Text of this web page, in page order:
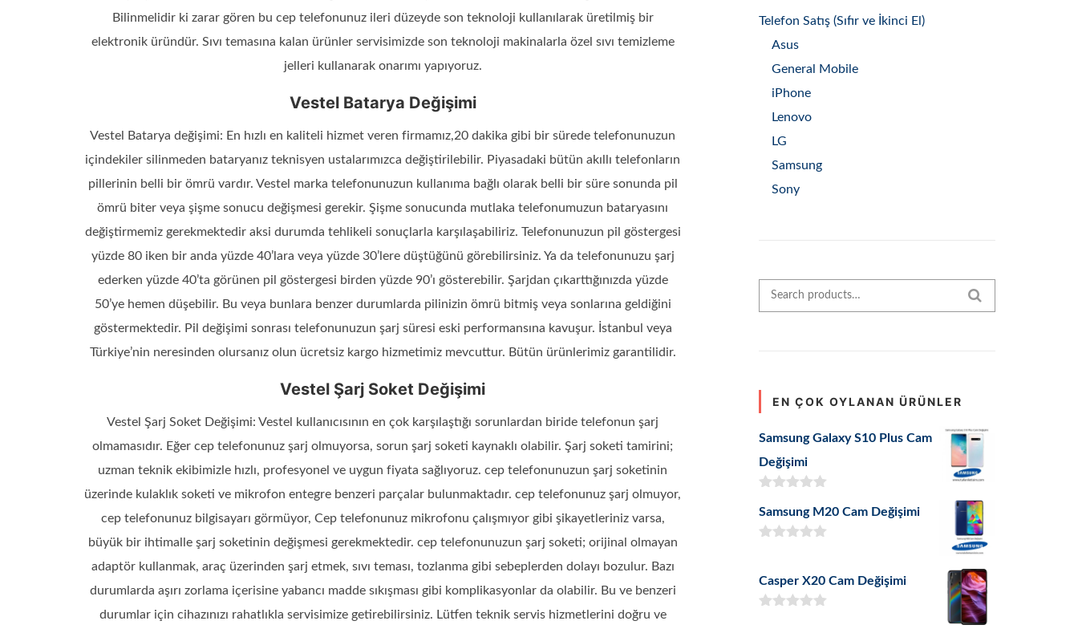
Bilinmelidir ki zarar gören bu cep telefonunuz ileri düzeyde son teknoloji kullanılarak üretilmiş bir
elektronik üründür. Sıvı temasına kalan ürünler servisimizde son teknoloji makinalarla özel sıvı temizleme
jelleri kullanarak onarımı yapıyoruz.
Vestel Batarya Değişimi
Vestel Batarya değişimi: En hızlı en kaliteli hizmet veren firmamız,20 dakika gibi bir sürede telefonunuzun
içindekiler silinmeden bataryanız teknisyen ustalarımızca değiştirilebilir. Piyasadaki bütün akıllı telefonların
pillerinin belli bir ömrü vardır. Vestel marka telefonunuzun kullanıma bağlı olarak belli bir süre sonunda pil
ömrü biter veya şişme sonucu değişmesi gerekir. Şişme sonucunda mutlaka telefonumuzun bataryasını
değiştirmemiz gerekmektedir aksi durumda tehlikeli sonuçlarla karşılaşabiliriz. Telefonunuzun pil göstergesi
yüzde 80 iken bir anda yüzde 40’lara veya yüzde 30’lere düştüğünü görebilirsiniz. Ya da telefonunuzu şarj
ederken yüzde 40’ta görünen pil göstergesi birden yüzde 90’ı gösterebilir. Şarjdan çıkarttığınızda yüzde
50’ye hemen düşebilir. Bu veya bunlara benzer durumlarda pilinizin ömrü bitmiş veya sonlarına geldiğini
göstermektedir. Pil değişimi sonrası telefonunuzun şarj süresi eski performansına kavuşur. İstanbul veya
Türkiye’nin neresinden olursanız olun ücretsiz kargo hizmetimiz mevcuttur. Bütün ürünlerimiz garantilidir.
Vestel Şarj Soket Değişimi
Vestel Şarj Soket Değişimi: Vestel kullanıcısının en çok karşılaştığı sorunlardan biride telefonun şarj
olmamasıdır. Eğer cep telefonunuz şarj olmuyorsa, sorun şarj soketi kaynaklı olabilir. Şarj soketi tamirini;
uzman teknik ekibimizle hızlı, profesyonel ve uygun fiyata sağlıyoruz. cep telefonunuzun şarj soketinin
üzerinde kulaklık soketi ve mikrofon entegre benzeri parçalar bulunmaktadır. cep telefonunuz şarj olmuyor,
cep telefonunuz bilgisayarı görmüyor, Cep telefonunuz mikrofonu çalışmıyor gibi şikayetleriniz varsa,
büyük bir ihtimalle şarj soketinin değişmesi gerekmektedir. cep telefonunuzun şarj soketi; orijinal olmayan
adaptör kullanmak, araç üzerinden şarj etmek, sıvı teması, tozlanma gibi sebeplerden dolayı bozulur. Bazı
durumlarda aşırı zorlama içerisine yabancı madde sıkışması gibi komplikasyonlar da olabilir. Bu ve benzeri
durumlar için cihazınızı rahatlıkla servisimize getirebilirsiniz. Lütfen teknik servis hizmetlerini doğru ve
Telefon Satış (Sıfır ve İkinci El)
Asus
General Mobile
iPhone
Lenovo
LG
Samsung
Sony
Search for:
EN ÇOK OYLANAN ÜRÜNLER
Samsung Galaxy S10 Plus Cam
Değişimi
5.00oy aldı
Samsung M20 Cam Değişimi
Casper X20 Cam Değişimi